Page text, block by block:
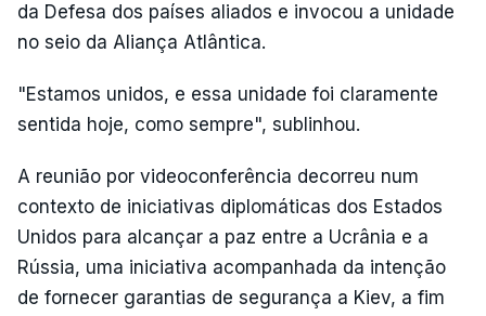
da Defesa dos países aliados e invocou a unidade
no seio da Aliança Atlântica.
"Estamos unidos, e essa unidade foi claramente
sentida hoje, como sempre", sublinhou.
A reunião por videoconferência decorreu num
contexto de iniciativas diplomáticas dos Estados
Unidos para alcançar a paz entre a Ucrânia e a
Rússia, uma iniciativa acompanhada da intenção
de fornecer garantias de segurança a Kiev, a fim